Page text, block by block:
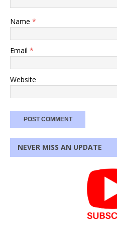
Name *
Email *
Website
NEVER MISS AN UPDATE